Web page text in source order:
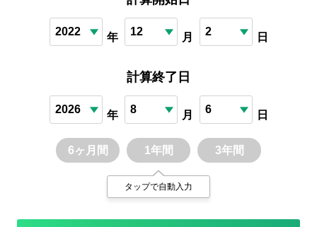
年 月 日
計算終了日
年 月 日
6ヶ月間 1年間 3年間
タップで自動入力